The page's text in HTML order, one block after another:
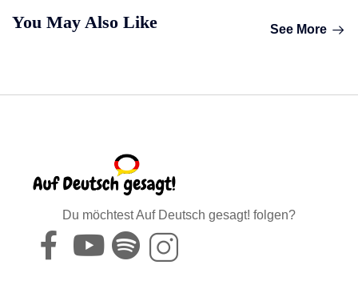
You May Also Like See More
Du möchtest Auf Deutsch gesagt! folgen?